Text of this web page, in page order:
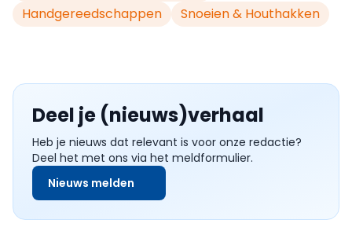
Handgereedschappen
Snoeien & Houthakken
Deel je (nieuws)verhaal
Heb je nieuws dat relevant is voor onze redactie?
Deel het met ons via het meldformulier.
Nieuws melden